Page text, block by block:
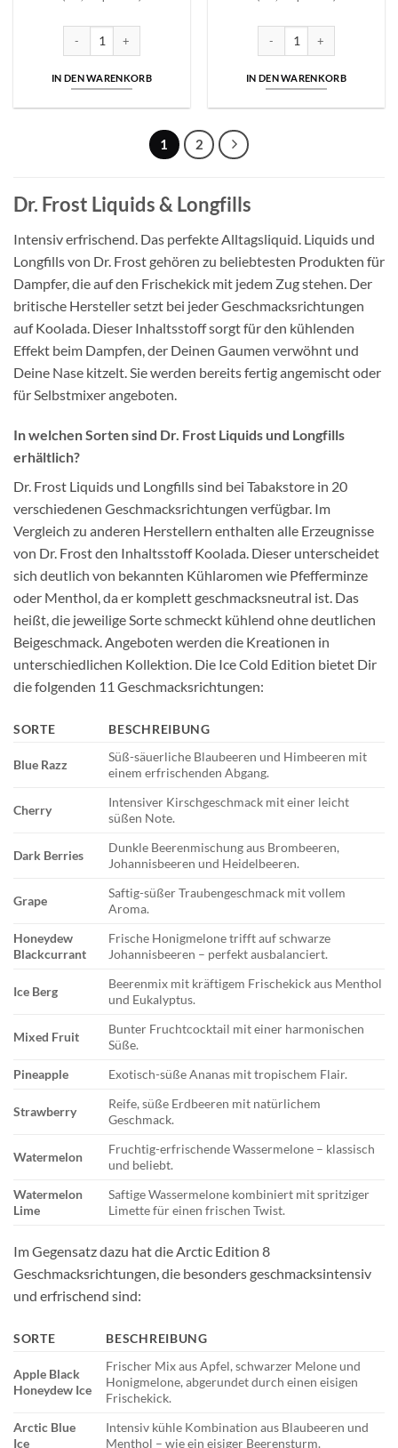
Dr. Frost | Arctic Edition | Papaya Pineapple Peach | 10mg Menge
IN DEN WARENKORB
Dr. Frost | Arctic Edition |
IN DEN WARENKORB
1 2
Dr. Frost Liquids & Longfills
Intensiv erfrischend. Das perfekte Alltagsliquid. Liquids und
Longfills von Dr. Frost gehören zu beliebtesten Produkten für
Dampfer, die auf den Frischekick mit jedem Zug stehen. Der
britische Hersteller setzt bei jeder Geschmacksrichtungen
auf Koolada. Dieser Inhaltsstoff sorgt für den kühlenden
Effekt beim Dampfen, der Deinen Gaumen verwöhnt und
Deine Nase kitzelt. Sie werden bereits fertig angemischt oder
für Selbstmixer angeboten.
In welchen Sorten sind Dr. Frost Liquids und Longfills
erhältlich?
Dr. Frost Liquids und Longfills sind bei Tabakstore in 20
verschiedenen Geschmacksrichtungen verfügbar. Im
Vergleich zu anderen Herstellern enthalten alle Erzeugnisse
von Dr. Frost den Inhaltsstoff Koolada. Dieser unterscheidet
sich deutlich von bekannten Kühlaromen wie Pfefferminze
oder Menthol, da er komplett geschmacksneutral ist. Das
heißt, die jeweilige Sorte schmeckt kühlend ohne deutlichen
Beigeschmack. Angeboten werden die Kreationen in
unterschiedlichen Kollektion. Die Ice Cold Edition bietet Dir
die folgenden 11 Geschmacksrichtungen:
SORTE BESCHREIBUNG
Blue Razz
Süß-säuerliche Blaubeeren und Himbeeren mit
einem erfrischenden Abgang.
Cherry
Intensiver Kirschgeschmack mit einer leicht
süßen Note.
Dark Berries
Dunkle Beerenmischung aus Brombeeren,
Johannisbeeren und Heidelbeeren.
Grape
Saftig-süßer Traubengeschmack mit vollem
Aroma.
Honeydew
Blackcurrant
Frische Honigmelone trifft auf schwarze
Johannisbeeren – perfekt ausbalanciert.
Ice Berg
Beerenmix mit kräftigem Frischekick aus Menthol
und Eukalyptus.
Mixed Fruit
Bunter Fruchtcocktail mit einer harmonischen
Süße.
Pineapple
Exotisch-süße Ananas mit tropischem Flair.
Strawberry
Reife, süße Erdbeeren mit natürlichem
Geschmack.
Watermelon
Fruchtig-erfrischende Wassermelone – klassisch
und beliebt.
Watermelon
Lime
Saftige Wassermelone kombiniert mit spritziger
Limette für einen frischen Twist.
Im Gegensatz dazu hat die Arctic Edition 8
Geschmacksrichtungen, die besonders geschmacksintensiv
und erfrischend sind:
SORTE BESCHREIBUNG
Apple Black
Honeydew Ice
Frischer Mix aus Apfel, schwarzer Melone und
Honigmelone, abgerundet durch einen eisigen
Frischekick.
Arctic Blue
Ice
Intensiv kühle Kombination aus Blaubeeren und
Menthol – wie ein eisiger Beerensturm.